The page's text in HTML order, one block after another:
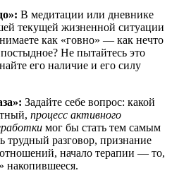
В медитации или дневнике
текущей жизненной ситуации
как «говно» — как нечто
Не пытайтесь это
его наличие и его силу
Задайте себе вопрос: какой
процесс активного
мог бы стать тем самым
трудный разговор, признание
начало терапии — то,
накопившееся.